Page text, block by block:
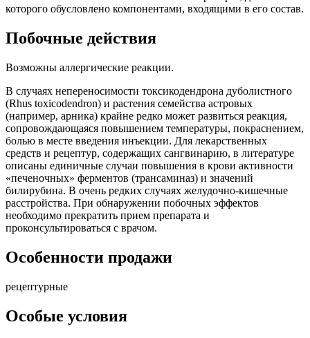
которого обусловлено компонентами, входящими в его состав.
Побочные действия
Возможны аллергические реакции.
В случаях непереносимости токсикодендрона дуболистного
(Rhus toxicodendron) и растения семейства астровых
(например, арника) крайне редко может развиться реакция,
сопровождающаяся повышением температуры, покраснением,
болью в месте введения инъекции. Для лекарственных
средств и рецептур, содержащих сангвинарию, в литературе
описаны единичные случаи повышения в крови активности
«печеночных» ферментов (трансаминаз) и значений
билирубина. В очень редких случаях желудочно-кишечные
расстройства. При обнаружении побочных эффектов
необходимо прекратить прием препарата и
проконсультироваться с врачом.
Особенности продажи
рецептурные
Особые условия